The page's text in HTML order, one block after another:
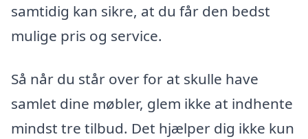
samtidig kan sikre, at du får den bedst
mulige pris og service.
Så når du står over for at skulle have
samlet dine møbler, glem ikke at indhente
mindst tre tilbud. Det hjælper dig ikke kun